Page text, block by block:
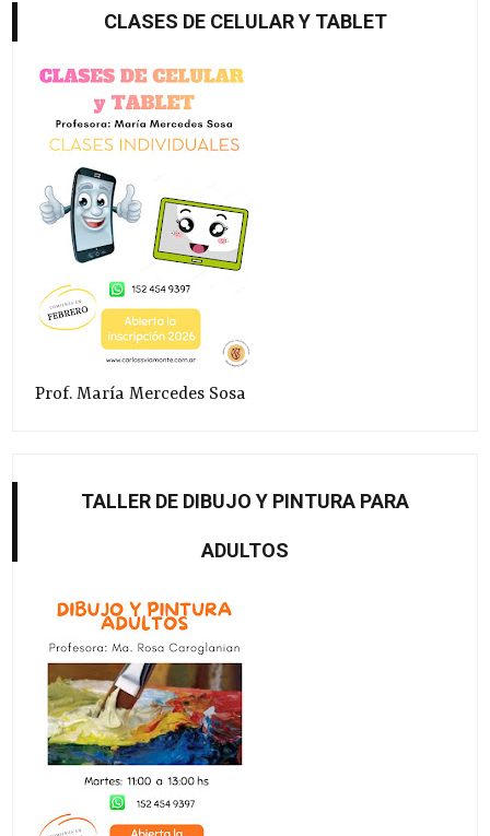
CLASES DE CELULAR Y TABLET
Prof. María Mercedes Sosa
TALLER DE DIBUJO Y PINTURA PARA
ADULTOS